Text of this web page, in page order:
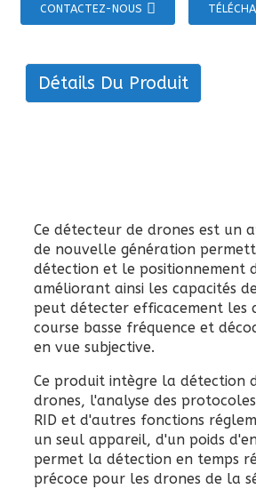
CONTACTEZ-NOUS
Détails Du Produit
Ce détecteur de drones est un
de nouvelle génération
détection et le positionnement
améliorant ainsi les capacités
peut détecter efficacement les
course basse fréquence et
en vue subjective.
Ce produit intègre la détection
drones, l'analyse des
RID et d'autres fonctions
un seul appareil, d'un poids
permet la détection en temps
précoce pour les drones de la